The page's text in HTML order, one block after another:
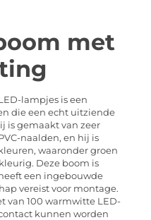
met
lampjes is een
die een echt uitziende
is gemaakt van zeer
naalden, en hij is
waaronder groen
Deze boom is
een ingebouwde
vereist voor montage.
van 100 warmwitte LED-
kunnen worden